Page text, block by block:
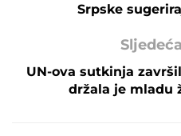
Srpske
UN-ova sutkinja
držala je mladu